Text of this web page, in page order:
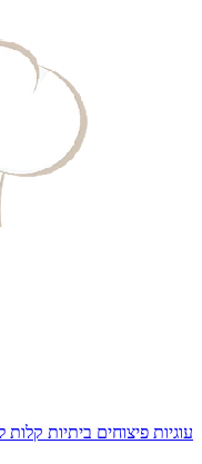
עוגיות פיצוחים ביתיות